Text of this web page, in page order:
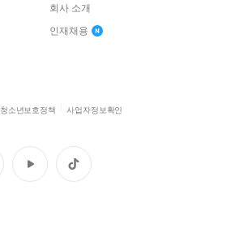
회사 소개
인재채용
청소년보호정책 사업자정보확인
유
튜
틱
톡